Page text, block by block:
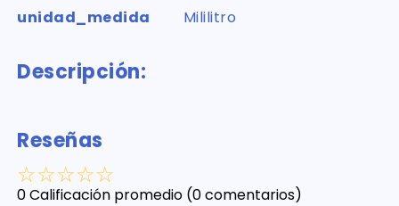
unidad_medida
Mililitro
Descripción:
Reseñas
☆☆☆☆☆
0 Calificación promedio (0 comentarios)